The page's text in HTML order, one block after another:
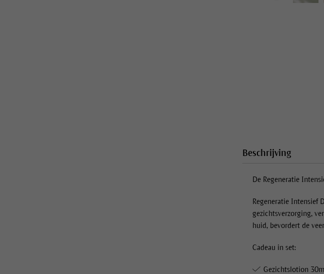
Beschrijving
De Regeneratie
Regeneratie Intensief
gezichtsverzorging,
huid, bevordert de
Cadeau in set:
Gezichtslotion